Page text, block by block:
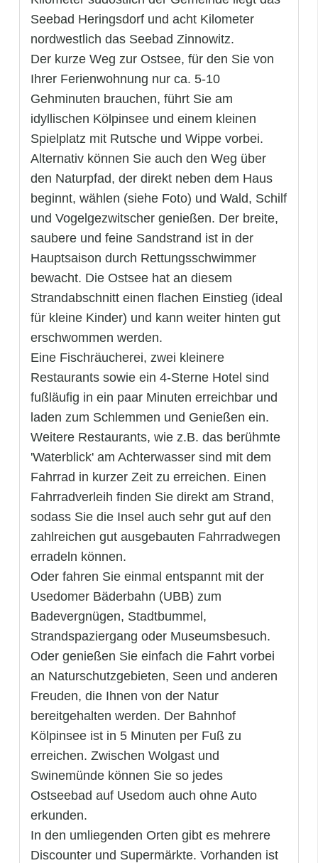
Seebad Heringsdorf und acht Kilometer
nordwestlich das Seebad Zinnowitz.
Der kurze Weg zur Ostsee, für den Sie von
Ihrer Ferienwohnung nur ca. 5-10
Gehminuten brauchen, führt Sie am
idyllischen Kölpinsee und einem kleinen
Spielplatz mit Rutsche und Wippe vorbei.
Alternativ können Sie auch den Weg über
den Naturpfad, der direkt neben dem Haus
beginnt, wählen (siehe Foto) und Wald, Schilf
und Vogelgezwitscher genießen. Der breite,
saubere und feine Sandstrand ist in der
Hauptsaison durch Rettungsschwimmer
bewacht. Die Ostsee hat an diesem
Strandabschnitt einen flachen Einstieg (ideal
für kleine Kinder) und kann weiter hinten gut
erschwommen werden.
Eine Fischräucherei, zwei kleinere
Restaurants sowie ein 4-Sterne Hotel sind
fußläufig in ein paar Minuten erreichbar und
laden zum Schlemmen und Genießen ein.
Weitere Restaurants, wie z.B. das berühmte
'Waterblick' am Achterwasser sind mit dem
Fahrrad in kurzer Zeit zu erreichen. Einen
Fahrradverleih finden Sie direkt am Strand,
sodass Sie die Insel auch sehr gut auf den
zahlreichen gut ausgebauten Fahrradwegen
erradeln können.
Oder fahren Sie einmal entspannt mit der
Usedomer Bäderbahn (UBB) zum
Badevergnügen, Stadtbummel,
Strandspaziergang oder Museumsbesuch.
Oder genießen Sie einfach die Fahrt vorbei
an Naturschutzgebieten, Seen und anderen
Freuden, die Ihnen von der Natur
bereitgehalten werden. Der Bahnhof
Kölpinsee ist in 5 Minuten per Fuß zu
erreichen. Zwischen Wolgast und
Swinemünde können Sie so jedes
Ostseebad auf Usedom auch ohne Auto
erkunden.
In den umliegenden Orten gibt es mehrere
Discounter und Supermärkte. Vorhanden ist